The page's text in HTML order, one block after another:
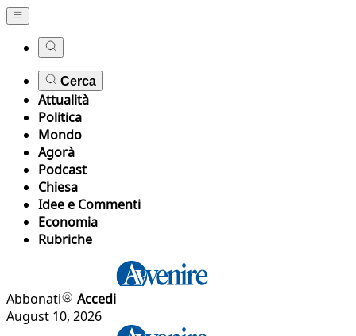
Cerca
Attualità
Politica
Mondo
Agorà
Podcast
Chiesa
Idee e Commenti
Economia
Rubriche
Abbonati
Accedi
August 10, 2026